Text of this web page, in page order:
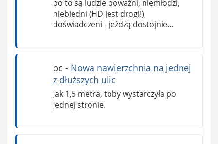
bo to są ludzie poważni, niemłodzi,
niebiedni (HD jest drogi!),
doświadczeni - jeżdżą dostojnie…
bc - Nowa nawierzchnia na jednej
z dłuższych ulic
Jak 1,5 metra, toby wystarczyła po
jednej stronie.